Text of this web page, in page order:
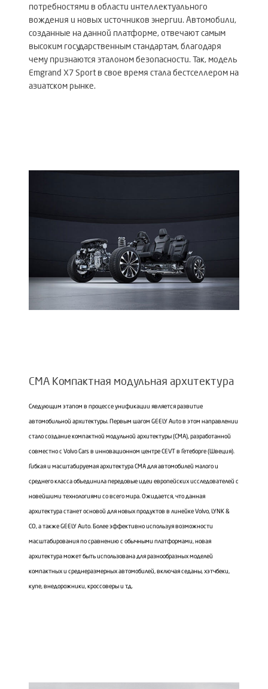
потребностями в области интеллектуального
вождения и новых источников энергии. Автомобили,
созданные на данной платформе, отвечают самым
высоким государственным стандартам, благодаря
чему признаются эталоном безопасности. Так, модель
Emgrand X7 Sport в свое время стала бестселлером на
азиатском рынке.
CMA Компактная модульная архитектура
Следующим этапом в процессе унификации является развитие
автомобильной архитектуры. Первым шагом GEELY Auto в этом направлении
стало создание компактной модульной архитектуры (CMA), разработанной
совместно с Volvo Cars в инновационном центре CEVT в Гетеборге (Швеция).
Гибкая и масштабируемая архитектура CMA для автомобилей малого и
среднего класса объединила передовые идеи европейских исследователей с
новейшими технологиями со всего мира. Ожидается, что данная
архитектура станет основой для новых продуктов в линейке Volvo, LYNK &
CO, а также GEELY Auto. Более эффективно используя возможности
масштабирования по сравнению с обычными платформами, новая
архитектура может быть использована для разнообразных моделей
компактных и среднеразмерных автомобилей, включая седаны, хэтчбеки,
купе, внедорожники, кроссоверы и т.д.